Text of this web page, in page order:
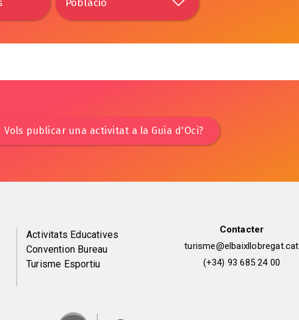
Vols publicar una activitat a la Guia d'Oci?
Peu
de
Activitats Educatives
Convention Bureau
Turisme Esportiu
Contacter
turisme@elbaixllobregat.cat
(+34) 93 685 24 00